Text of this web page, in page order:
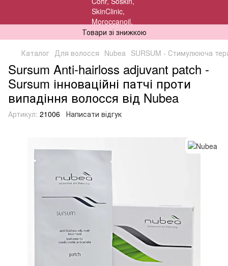
Товари зі знижкою
Каталог Для волосся Nubea SURSUM - Стимулююча
Sursum Anti-hairloss adjuvant patch -
Sursum інноваційні патчі проти
випадіння волосся від Nubea
Артикул: 21006 Написати відгук